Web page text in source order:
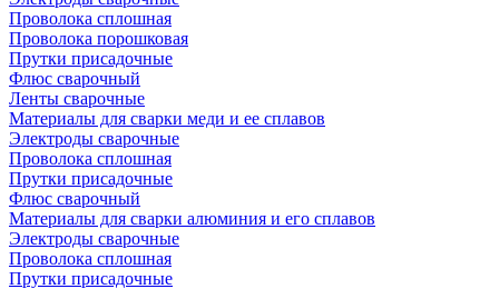
Проволока сплошная
Проволока порошковая
Прутки присадочные
Флюс сварочный
Ленты сварочные
Материалы для сварки меди и ее сплавов
Электроды сварочные
Проволока сплошная
Прутки присадочные
Флюс сварочный
Материалы для сварки алюминия и его сплавов
Электроды сварочные
Проволока сплошная
Прутки присадочные